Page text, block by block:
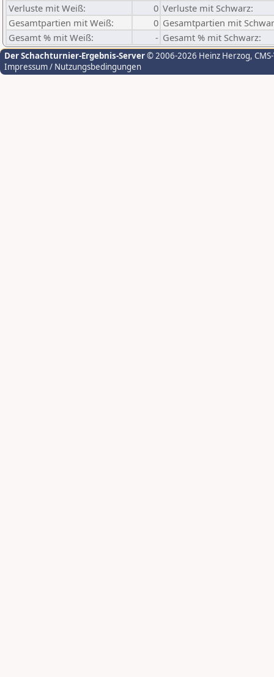
Verluste mit Weiß:
0 Verluste mit Schwarz:
Gesamtpartien mit Weiß:
0 Gesamtpartien mit
Gesamt % mit Weiß:
- Gesamt % mit Schwarz:
Der Schachturnier-Ergebnis-Server© 2006-2026 Heinz Herzog,
Impressum / Nutzungsbedingungen